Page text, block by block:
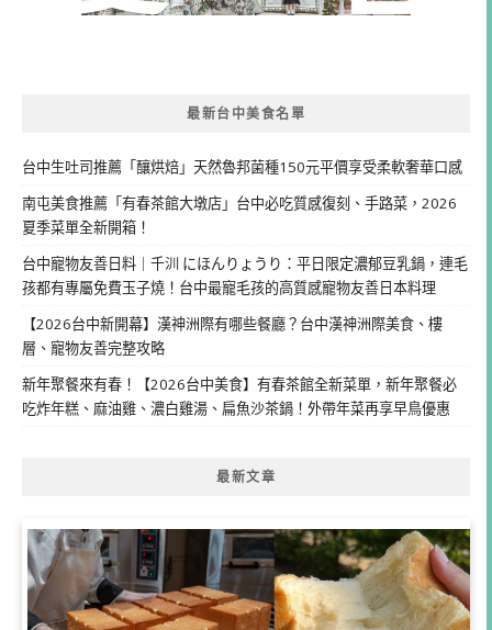
最新台中美食名單
台中生吐司推薦「釀烘焙」天然魯邦菌種150元平價享受柔軟奢華口感
南屯美食推薦「有春茶館大墩店」台中必吃質感復刻、手路菜，2026
夏季菜單全新開箱！
台中寵物友善日料｜千汌 にほんりょうり：平日限定濃郁豆乳鍋，連毛
孩都有專屬免費玉子燒！台中最寵毛孩的高質感寵物友善日本料理
【2026台中新開幕】漢神洲際有哪些餐廳？台中漢神洲際美食、樓
層、寵物友善完整攻略
新年聚餐來有春！【2026台中美食】有春茶館全新菜單，新年聚餐必
吃炸年糕、麻油雞、濃白雞湯、扁魚沙茶鍋！外帶年菜再享早鳥優惠
最新文章